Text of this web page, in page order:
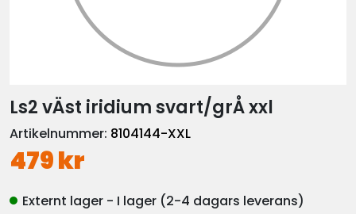
Ls2 vÄst iridium svart/grÅ xxl
Artikelnummer: 8104144-XXL
479 kr
Externt lager - I lager (2-4 dagars leverans)